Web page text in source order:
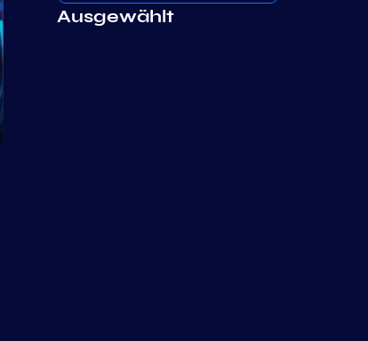
Ausgewählt